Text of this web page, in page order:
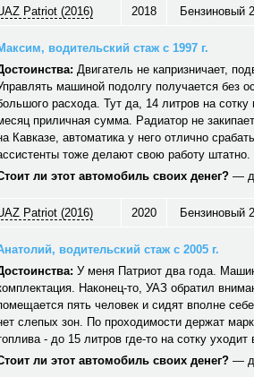
Patriot (2016) 2018 Бензиновый
водительский стаж с 1997 г.
Двигатель не капризничает,
машиной подолгу получается без
расхода. Тут да, 14 литров на
приличная сумма. Радиатор не
Кавказе, автоматика у него отлично
тоже делают свою работу штатно.
ли этот автомобиль своих денег? —
Patriot (2016) 2020 Бензиновый
водительский стаж с 2005 г.
У меня Патриот два года.
Наконец-то, УАЗ обратил
пять человек и сидят вполне
слепых зон. По проходимости держат
- до 15 литров где-то на сотку
ли этот автомобиль своих денег? —